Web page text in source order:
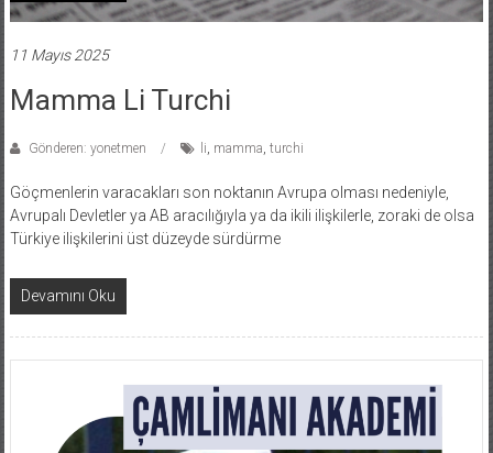
11 Mayıs 2025
Mamma Li Turchi
Gönderen: yonetmen li, mamma, turchi
Göçmenlerin varacakları son noktanın Avrupa olması nedeniyle,
Avrupalı Devletler ya AB aracılığıyla ya da ikili ilişkilerle, zoraki de olsa
Türkiye ilişkilerini üst düzeyde sürdürme
Devamını Oku